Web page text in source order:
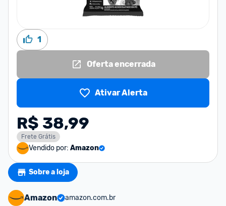
1
Oferta encerrada
Ativar Alerta
R$ 38,99
Frete Grátis
Vendido por: Amazon
Sobre a loja
Amazon
amazon.com.br